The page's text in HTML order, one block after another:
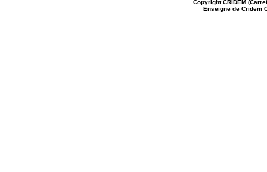
CopyrightCRIDEM
Enseigne de Cridem